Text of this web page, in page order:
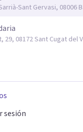
Sant Gervasi, 08006
29, 08172 Sant Cugat del
sesión